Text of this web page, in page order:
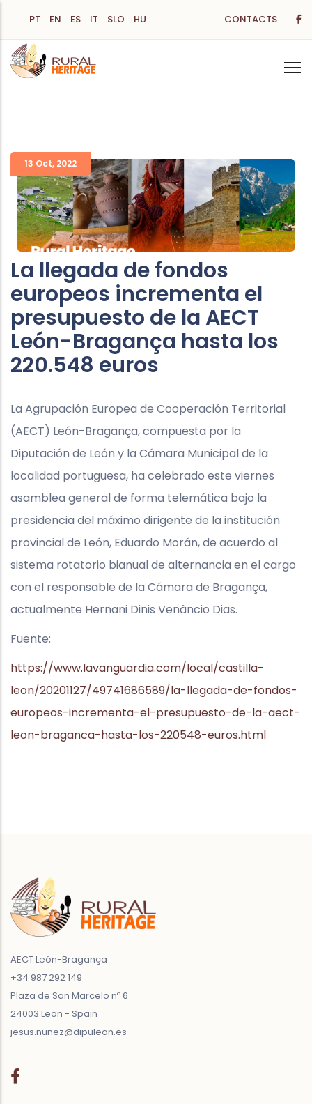
main
content
PT EN ES IT SLO HU CONTACTS
13 Oct, 2022
La llegada de fondos
europeos incrementa el
presupuesto de la AECT
León-Bragança hasta los
220.548 euros
La Agrupación Europea de Cooperación Territorial
(AECT) León-Bragança, compuesta por la
Diputación de León y la Cámara Municipal de la
localidad portuguesa, ha celebrado este viernes
asamblea general de forma telemática bajo la
presidencia del máximo dirigente de la institución
provincial de León, Eduardo Morán, de acuerdo al
sistema rotatorio bianual de alternancia en el cargo
con el responsable de la Cámara de Bragança,
actualmente Hernani Dinis Venâncio Dias.
Fuente:
https://www.lavanguardia.com/local/castilla-
leon/20201127/49741686589/la-llegada-de-fondos-
europeos-incrementa-el-presupuesto-de-la-aect-
leon-braganca-hasta-los-220548-euros.html
AECT León-Bragança
+34 987 292 149
Plaza de San Marcelo nº 6
24003 Leon - Spain
jesus.nunez@dipuleon.es